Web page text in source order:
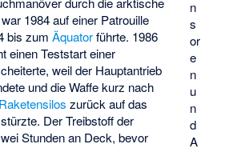
n
s
or
e
n
u
n
d
A
1984 auf einer Patrouille
bis zumÄquatorführte. 1986
einen Teststart einer
weil der Hauptantrieb
und die Waffe kurz nach
Raketensilos zurück auf das
Der Treibstoff der
Stunden an Deck, bevor